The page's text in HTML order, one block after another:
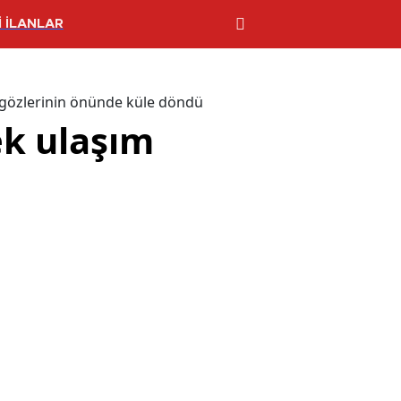
İLANLAR
gözlerinin önünde küle döndü
ulaşım